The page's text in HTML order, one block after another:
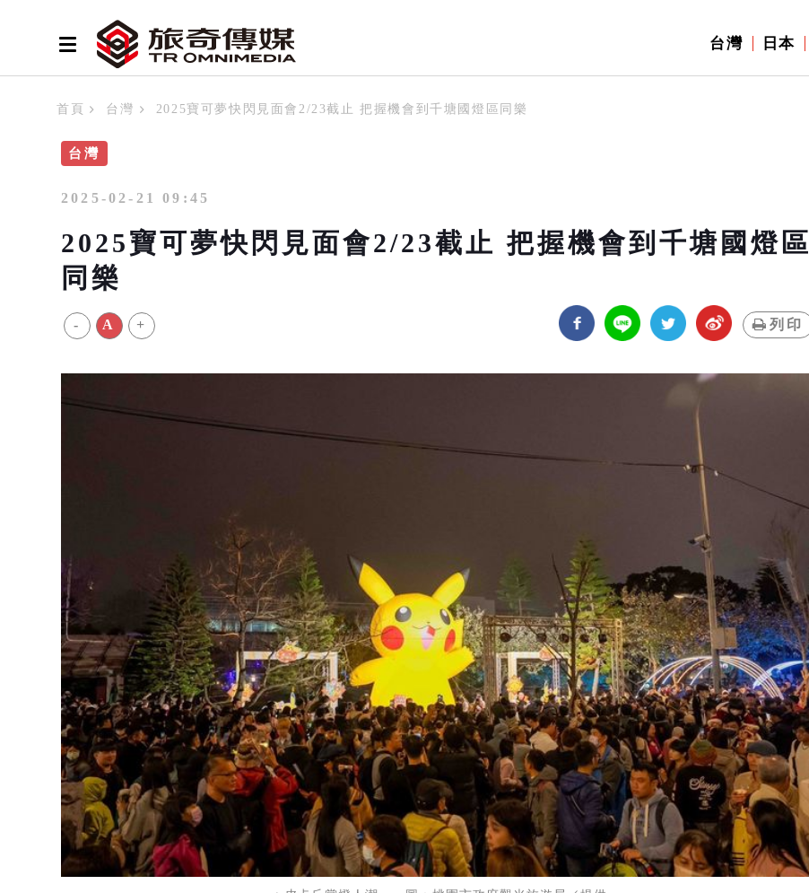
台灣 日本
首頁 台灣 2025寶可夢快閃見面會2/23截止 把握機會到千塘國燈區同樂
台灣
2025-02-21 09:45
2025寶可夢快閃見面會2/23截止 把握機會到千塘國燈區
同樂
- A + 列印